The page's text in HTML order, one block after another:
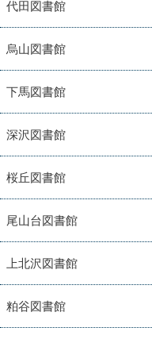
代田図書館
烏山図書館
下馬図書館
深沢図書館
桜丘図書館
尾山台図書館
上北沢図書館
粕谷図書館